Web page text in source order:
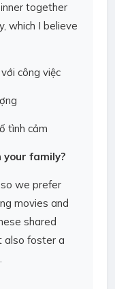
together
which I believe
công việc
tình cảm
your family?
we prefer
movies and
shared
also foster a